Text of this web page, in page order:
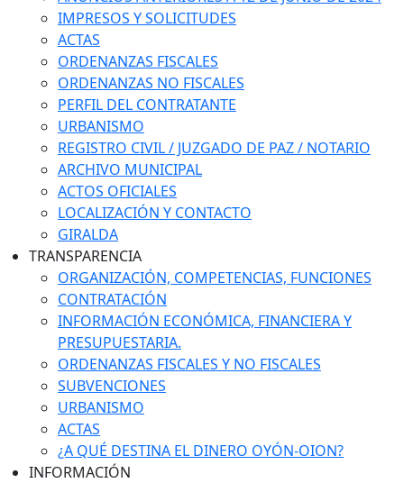
IMPRESOS Y SOLICITUDES
ACTAS
ORDENANZAS FISCALES
ORDENANZAS NO FISCALES
PERFIL DEL CONTRATANTE
URBANISMO
REGISTRO CIVIL / JUZGADO DE PAZ / NOTARIO
ARCHIVO MUNICIPAL
ACTOS OFICIALES
LOCALIZACIÓN Y CONTACTO
GIRALDA
TRANSPARENCIA
ORGANIZACIÓN, COMPETENCIAS, FUNCIONES
CONTRATACIÓN
INFORMACIÓN ECONÓMICA, FINANCIERA Y
PRESUPUESTARIA.
ORDENANZAS FISCALES Y NO FISCALES
SUBVENCIONES
URBANISMO
ACTAS
¿A QUÉ DESTINA EL DINERO OYÓN-OION?
INFORMACIÓN